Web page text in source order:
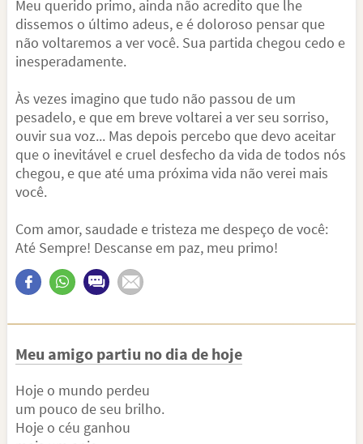
Meu querido primo, ainda não acredito que lhe
dissemos o último adeus, e é doloroso pensar que
não voltaremos a ver você. Sua partida chegou cedo e
inesperadamente.
Às vezes imagino que tudo não passou de um
pesadelo, e que em breve voltarei a ver seu sorriso,
ouvir sua voz... Mas depois percebo que devo aceitar
que o inevitável e cruel desfecho da vida de todos nós
chegou, e que até uma próxima vida não verei mais
você.
Com amor, saudade e tristeza me despeço de você:
Até Sempre! Descanse em paz, meu primo!
Meu amigo partiu no dia de hoje
Hoje o mundo perdeu
um pouco de seu brilho.
Hoje o céu ganhou